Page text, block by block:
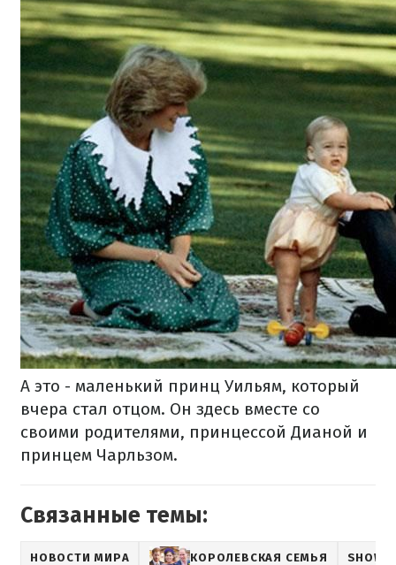
А это - маленький принц Уильям, который
вчера стал отцом. Он здесь вместе со
своими родителями, принцессой Дианой и
принцем Чарльзом.
Связанные темы:
НОВОСТИ МИРА КОРОЛЕВСКАЯ СЕМЬЯ